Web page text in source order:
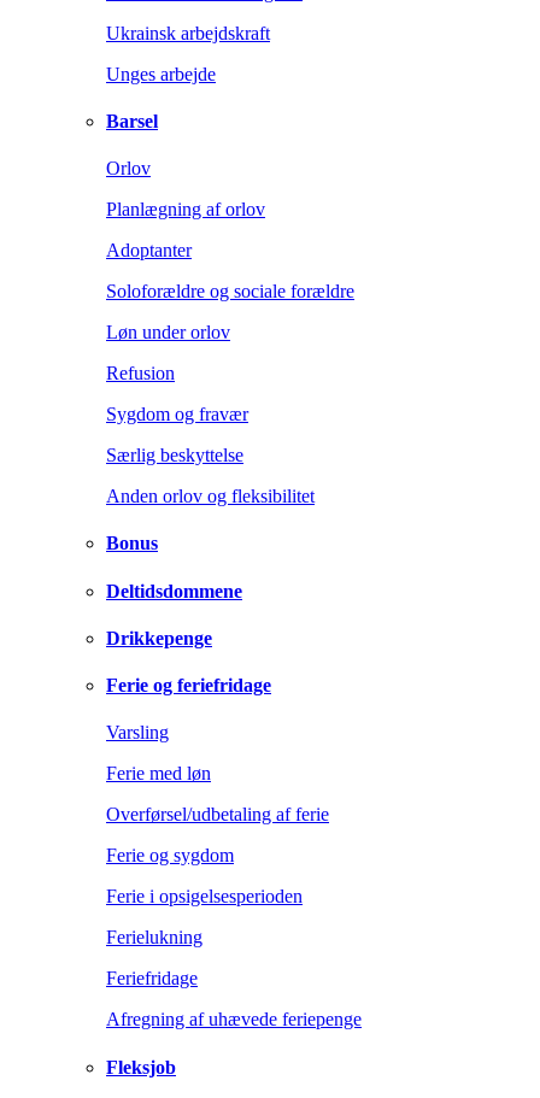
Ukrainsk arbejdskraft
Unges arbejde
Barsel
Orlov
Planlægning af orlov
Adoptanter
Soloforældre og sociale forældre
Løn under orlov
Refusion
Sygdom og fravær
Særlig beskyttelse
Anden orlov og fleksibilitet
Bonus
Deltidsdommene
Drikkepenge
Ferie og feriefridage
Varsling
Ferie med løn
Overførsel/udbetaling af ferie
Ferie og sygdom
Ferie i opsigelsesperioden
Ferielukning
Feriefridage
Afregning af uhævede feriepenge
Fleksjob